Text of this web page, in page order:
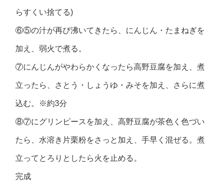
らすくい捨てる)
⑥⑤の汁が再び沸いてきたら、にんじん・たまねぎを
加え、弱火で煮る。
⑦にんじんがやわらかくなったら高野豆腐を加え、煮
立ったら、さとう・しょうゆ・みそを加え、さらに煮
込む。※約3分
⑧⑦にグリンピースを加え、高野豆腐が茶色く色づい
たら、水溶き片栗粉をさっと加え、手早く混ぜる。煮
立ってとろりとしたら火を止める。
完成